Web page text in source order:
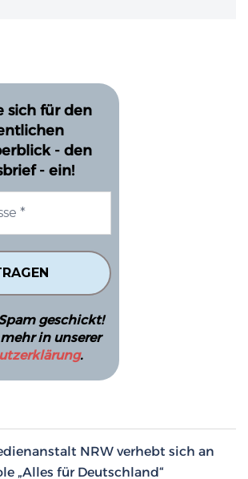
sich für den
- den
- ein!
geschickt!
in unserer
.
NRW verhebt sich an
„Alles für Deutschland“